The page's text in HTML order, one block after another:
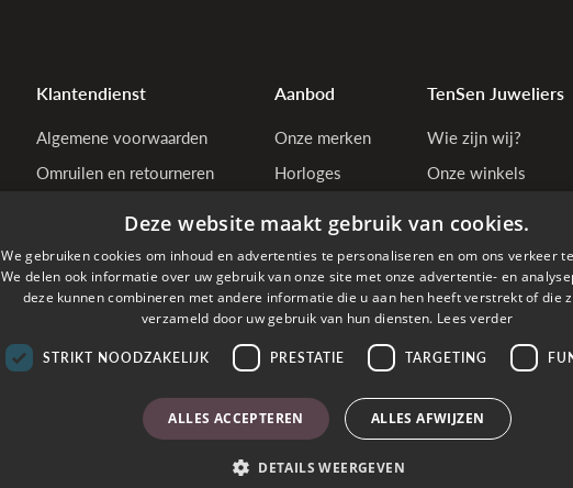
Klantendienst
Algemene voorwaarden
Omruilen en retourneren
Mijn bestelling annuleren
Veelgestelde vragen
Aanbod
Onze merken
Horloges
TenSen Juweliers
Wie zijn wij?
Onze winkels
Deze website maakt gebruik van cookies.
We gebruiken cookies om inhoud en advertenties te personaliseren en om ons verkeer
We delen ook informatie over uw gebruik van onze site met onze advertentie- en
deze kunnen combineren met andere informatie die u aan hen heeft verstrekt of die
verzameld door uw gebruik van hun diensten. Lees verder
STRIKT NOODZAKELIJK PRESTATIE TARGETING
ALLES ACCEPTEREN ALLES AFWIJZEN
DETAILS WEERGEVEN